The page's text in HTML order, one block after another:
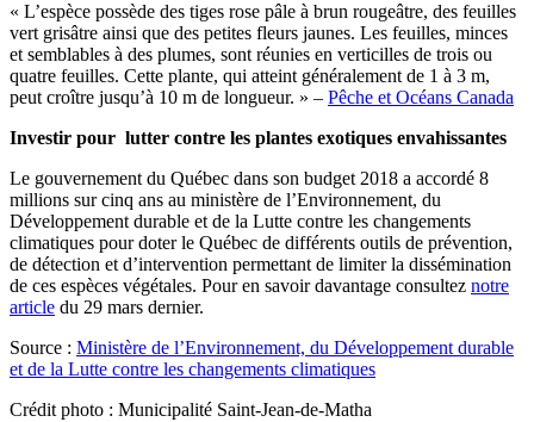
« L’espèce possède des tiges rose pâle à brun rougeâtre, des feuilles
vert grisâtre ainsi que des petites fleurs jaunes. Les feuilles, minces
et semblables à des plumes, sont réunies en verticilles de trois ou
quatre feuilles. Cette plante, qui atteint généralement de 1 à 3 m,
peut croître jusqu’à 10 m de longueur. » – Pêche et Océans Canada
Investir pour lutter contre les plantes exotiques envahissantes
Le gouvernement du Québec dans son budget 2018 a accordé 8
millions sur cinq ans au ministère de l’Environnement, du
Développement durable et de la Lutte contre les changements
climatiques pour doter le Québec de différents outils de prévention,
de détection et d’intervention permettant de limiter la dissémination
de ces espèces végétales. Pour en savoir davantage consultez notre
article du 29 mars dernier.
Source : Ministère de l’Environnement, du Développement durable
et de la Lutte contre les changements climatiques
Crédit photo : Municipalité Saint-Jean-de-Matha